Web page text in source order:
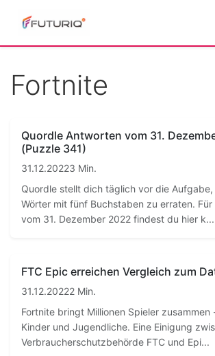
Fortnite
Quordle Antworten vom 31.
(Puzzle 341)
31.12.20223 Min.
Quordle stellt dich täglich vor die
Wörter mit fünf Buchstaben zu erraten. Für
vom 31. Dezember 2022 findest du hier k...
FTC Epic erreichen Vergleich zum
31.12.20222 Min.
Fortnite bringt Millionen Spieler
Kinder und Jugendliche. Eine Einigung
Verbraucherschutzbehörde FTC und Epi...